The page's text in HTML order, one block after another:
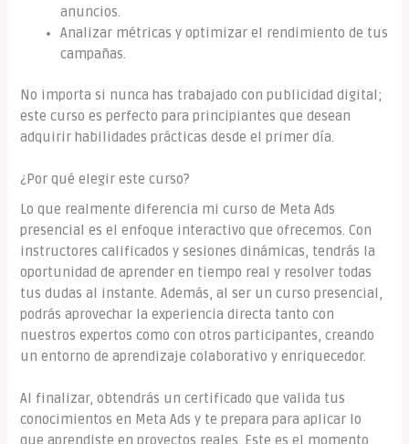
anuncios.
Analizar métricas y optimizar el rendimiento de tus
campañas.
No importa si nunca has trabajado con publicidad digital;
este curso es perfecto para principiantes que desean
adquirir habilidades prácticas desde el primer día.
¿Por qué elegir este curso?
Lo que realmente diferencia mi curso de Meta Ads
presencial es el enfoque interactivo que ofrecemos. Con
instructores calificados y sesiones dinámicas, tendrás la
oportunidad de aprender en tiempo real y resolver todas
tus dudas al instante. Además, al ser un curso presencial,
podrás aprovechar la experiencia directa tanto con
nuestros expertos como con otros participantes, creando
un entorno de aprendizaje colaborativo y enriquecedor.
Al finalizar, obtendrás un certificado que valida tus
conocimientos en Meta Ads y te prepara para aplicar lo